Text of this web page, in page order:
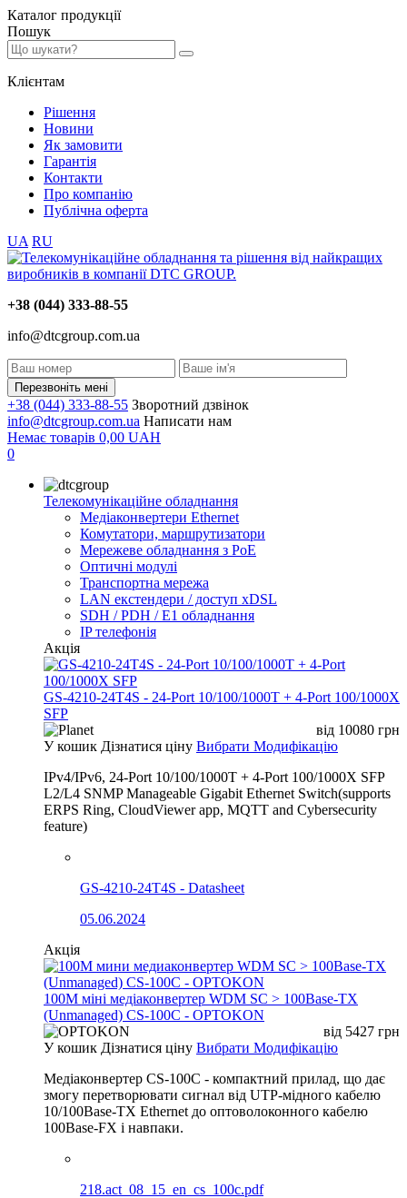
Каталог продукції
Пошук
Клієнтам
Рішення
Новини
Як замовити
Гарантія
Контакти
Про компанію
Публічна оферта
UA RU
+38 (044) 333-88-55
info@dtcgroup.com.ua
Перезвоніть мені
+38 (044) 333-88-55 Зворотний дзвінок
info@dtcgroup.com.ua Написати нам
Немає товарів 0,00 UAH
0
Телекомунікаційне обладнання
Медіаконвертери Ethernet
Комутатори, маршрутизатори
Мережеве обладнання з PoE
Оптичні модулі
Транспортна мережа
LAN екстендери / доступ xDSL
SDH / PDH / E1 обладнання
IP телефонія
Акція
GS-4210-24T4S - 24-Port 10/100/1000T + 4-Port 100/1000X
SFP
від 10080 грн
У кошик Дізнатися ціну Вибрати Модифікацію
IPv4/IPv6, 24-Port 10/100/1000T + 4-Port 100/1000X SFP
L2/L4 SNMP Manageable Gigabit Ethernet Switch(supports
ERPS Ring, CloudViewer app, MQTT and Cybersecurity
feature)
GS-4210-24T4S - Datasheet
05.06.2024
Акція
100М міні медіаконвертер WDM SC > 100Base-TX
(Unmanaged) CS-100C - OPTOKON
від 5427 грн
У кошик Дізнатися ціну Вибрати Модифікацію
Медіаконвертер CS-100C - компактний прилад, що дає
змогу перетворювати сигнал від UTP-мідного кабелю
10/100Base-TX Ethernet до оптоволоконного кабелю
100Base-FX і навпаки.
218.act_08_15_en_cs_100c.pdf